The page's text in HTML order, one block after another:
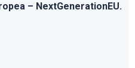
– NextGenerationEU.